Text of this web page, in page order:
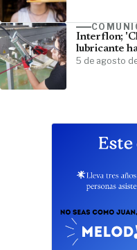
Interflon;
lubricante
5 de agosto